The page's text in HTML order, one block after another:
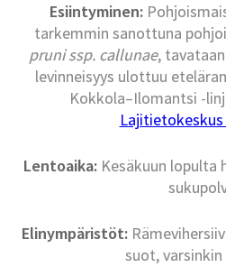
Esiintyminen:
tarkemmin sanottuna
pruni ssp. callunae,
levinneisyys ulottuu
Kokkola–Ilomantsi -
Lentoaika: Kesäkuun lopulta
Elinympäristöt:
suot,